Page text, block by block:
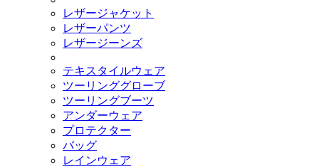
レザージャケット
レザーパンツ
レザージーンズ
テキスタイルウェア
ツーリンググローブ
ツーリングブーツ
アンダーウェア
プロテクター
バッグ
レインウェア